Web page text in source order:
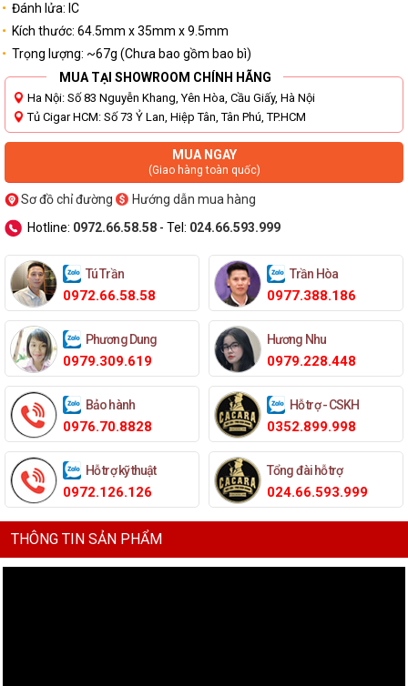
Đánh lửa: IC
Kích thước: 64.5mm x 35mm x 9.5mm
Trọng lượng: ~67g (Chưa bao gồm bao bì)
MUA TẠI SHOWROOM CHÍNH HÃNG
Ha Nội: Số 83 Nguyễn Khang, Yên Hòa, Cầu Giấy, Hà Nội
Tủ Cigar HCM: Số 73 Ỷ Lan, Hiệp Tân, Tân Phú, TP.HCM
MUA NGAY
(Giao hàng toàn quốc)
Sơ đồ chỉ đường
Hướng dẫn mua hàng
Hotline: 0972.66.58.58 - Tel: 024.66.593.999
Tú Trần
0972.66.58.58
Trần Hòa
0977.388.186
Phương Dung
0979.309.619
Hương Nhu
0979.228.448
Bảo hành
0976.70.8828
Hỗ trợ - CSKH
0352.899.998
Hỗ trợ kỹ thuật
0972.126.126
Tổng đài hỗ trợ
024.66.593.999
THÔNG TIN SẢN PHẨM